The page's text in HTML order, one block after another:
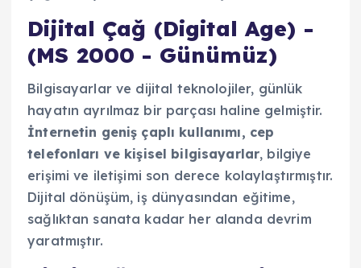
Dijital Çağ (Digital Age) -
(MS 2000 - Günümüz)
Bilgisayarlar ve dijital teknolojiler, günlük
hayatın ayrılmaz bir parçası haline gelmiştir.
İnternetin geniş çaplı kullanımı, cep
telefonları ve kişisel bilgisayarlar, bilgiye
erişimi ve iletişimi son derece kolaylaştırmıştır.
Dijital dönüşüm, iş dünyasından eğitime,
sağlıktan sanata kadar her alanda devrim
yaratmıştır.